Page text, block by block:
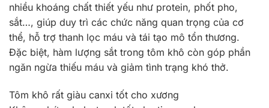
nhiều khoáng chất thiết yếu như protein, phốt pho,
sắt…, giúp duy trì các chức năng quan trọng của cơ
thể, hỗ trợ thanh lọc máu và tái tạo mô tổn thương.
Đặc biệt, hàm lượng sắt trong tôm khô còn góp phần
ngăn ngừa thiếu máu và giảm tình trạng khó thở.
Tôm khô rất giàu canxi tốt cho xương